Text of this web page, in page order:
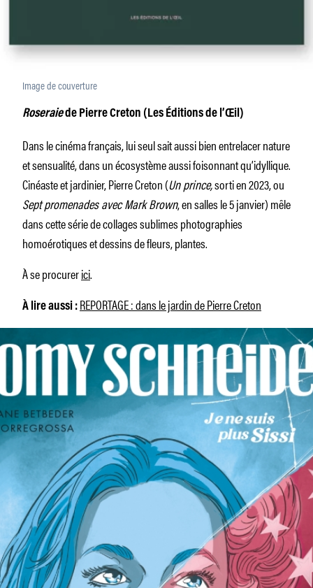
Image de couverture
Roseraiede Pierre Creton (Les Éditions de l’Œil)
Dans le cinéma français, lui seul sait aussi bien entrelacer nature
et sensualité, dans un écosystème aussi foisonnant qu’idyllique.
Cinéaste et jardinier, Pierre Creton (Un prince,sorti en 2023, ou
Sept promenades avec Mark Brown, en salles le 5 janvier) mêle
dans cette série de collages sublimes photographies
homoérotiques et dessins de fleurs, plantes.
À se procurerici.
À lire aussi : REPORTAGE : dans le jardin de Pierre Creton